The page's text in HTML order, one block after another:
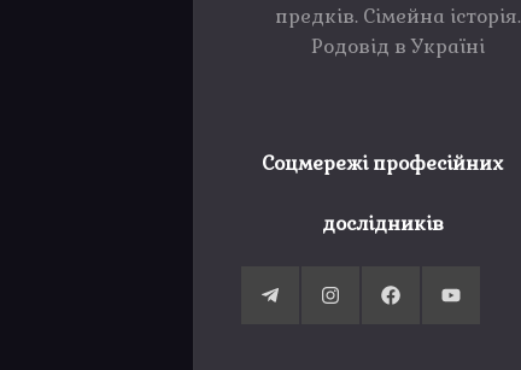
предків. Сімейна історія.
Родовід в Україні
Соцмережі професійних
дослідників